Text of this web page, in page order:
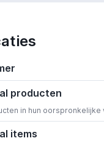
producten
in hun
items